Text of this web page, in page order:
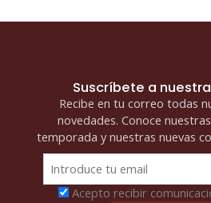
Suscríbete a
Recibe en tu correo todas
novedades. Conoce
temporada y nuestras nuevas
Acepto recibir